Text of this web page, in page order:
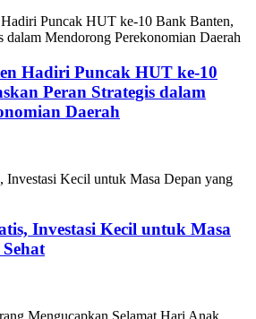
Hadiri Puncak HUT ke-10
Peran Strategis dalam
Daerah
Investasi Kecil untuk Masa